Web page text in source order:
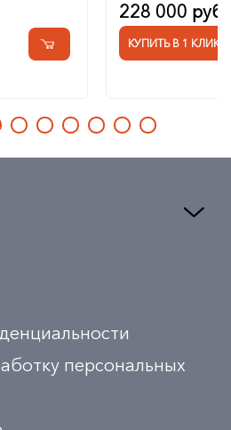
228 000 руб.
КУПИТЬ В 1 КЛИК
персональных